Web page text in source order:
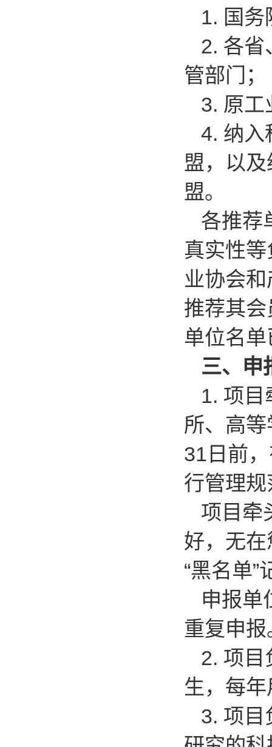
1. 国
2. 各省
管部门；
3. 原工
4. 纳入
盟，以
盟。
各推荐
真实性
业协会
推荐其
单位名
三、申
1. 项目
所、高
31日前
行管理
项目牵
好，无
“黑名单”
申报单
重复申报
2. 项目
生，每
3. 项目